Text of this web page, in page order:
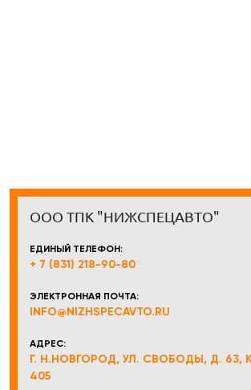
ООО ТПК "НИЖСПЕЦАВТО"
ЕДИНЫЙ ТЕЛЕФОН:
+ 7 (831) 218-90-80
ЭЛЕКТРОННАЯ ПОЧТА:
INFO@NIZHSPECAVTO.RU
АДРЕС:
Г. Н.НОВГОРОД, УЛ. СВОБОДЫ, Д. 63,
405